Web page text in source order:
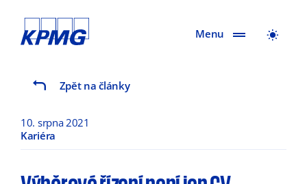
Menu
Zpět na články
10. srpna 2021
Kariéra